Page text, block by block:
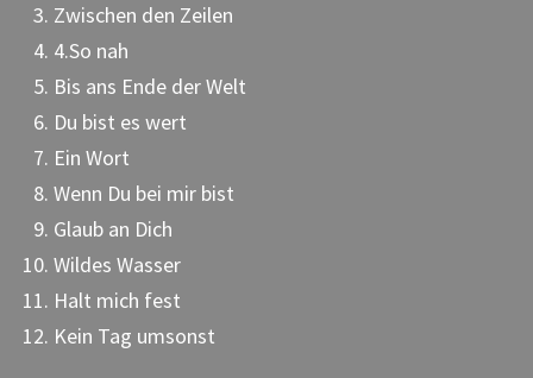
Zwischen den Zeilen
4.So nah
Bis ans Ende der Welt
Du bist es wert
Ein Wort
Wenn Du bei mir bist
Glaub an Dich
Wildes Wasser
Halt mich fest
Kein Tag umsonst